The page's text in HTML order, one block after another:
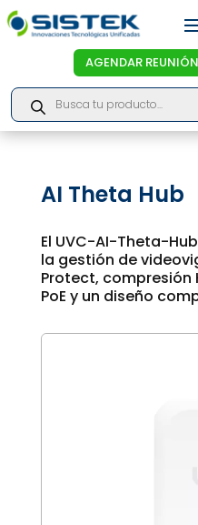
AGENDAR REUNIÓN
Products
search
AI Theta Hub
El UVC-AI-Theta-
la gestión de
Protect, compresión
PoE y un diseño